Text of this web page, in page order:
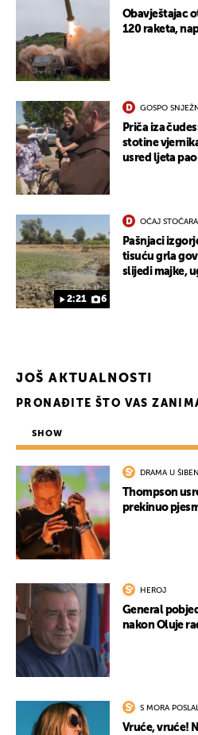
Obavještajac
120 raketa,
GOSPO
Priča iza
stotine
usred ljeta
2:21 6
OČAJ STOČARA
Pašnjaci
tisuću grla
slijedi majke,
JOŠ AKTUALNOSTI
PRONAĐITE ŠTO VAS
SHOW
DRAMA U
Thompson
prekinuo
HEROJ
General
nakon Oluje
S MORA
Vruće, vruće!
UKLJUČITE